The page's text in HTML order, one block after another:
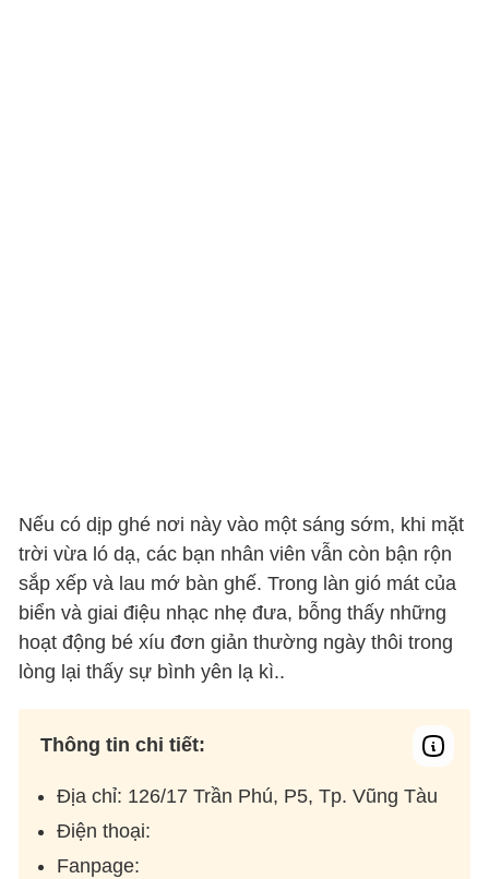
Nếu có dịp ghé nơi này vào một sáng sớm, khi mặt
trời vừa ló dạ, các bạn nhân viên vẫn còn bận rộn
sắp xếp và lau mớ bàn ghế. Trong làn gió mát của
biển và giai điệu nhạc nhẹ đưa, bỗng thấy những
hoạt động bé xíu đơn giản thường ngày thôi trong
lòng lại thấy sự bình yên lạ kì..
Thông tin chi tiết:
Địa chỉ: 126/17 Trần Phú, P5, Tp. Vũng Tàu
Điện thoại:
Fanpage: